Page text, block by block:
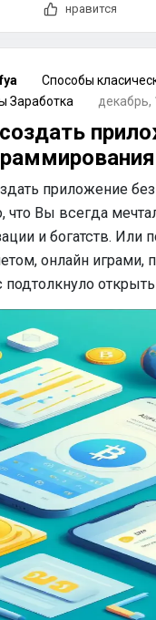
нравится
Способы
Заработка
декабрь,
приложение
что Вы всегда
и богатств. Или
онлайн